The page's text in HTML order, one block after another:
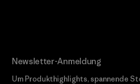
Newsletter-Anmeldung
Um Produkthighlights, spannende